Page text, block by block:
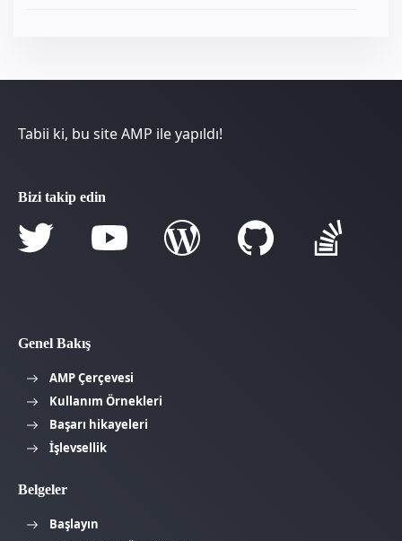
Tabii ki, bu site AMP ile yapıldı!
Bizi takip edin
Genel Bakış
AMP Çerçevesi
Kullanım Örnekleri
Başarı hikayeleri
İşlevsellik
Belgeler
Başlayın